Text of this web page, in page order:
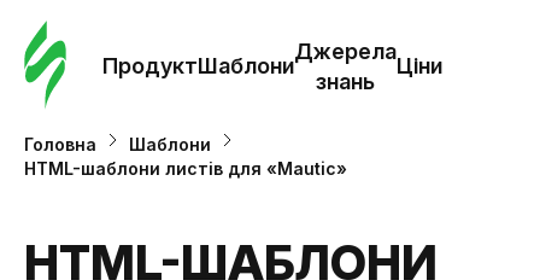
ПродуктШаблони
Джерела
знань
Ціни
Головна
Шаблони
HTML-шаблони листів для «Mautic»
HTML-ШАБЛОНИ